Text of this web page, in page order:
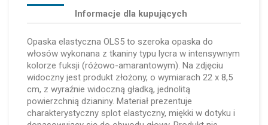
Informacje dla kupujących
Opaska elastyczna OLS5 to szeroka opaska do
włosów wykonana z tkaniny typu lycra w intensywnym
kolorze fuksji (różowo-amarantowym). Na zdjęciu
widoczny jest produkt złożony, o wymiarach 22 x 8,5
cm, z wyraźnie widoczną gładką, jednolitą
powierzchnią dzianiny. Materiał prezentuje
charakterystyczny splot elastyczny, miękki w dotyku i